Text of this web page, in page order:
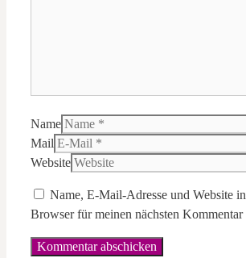
Name
Mail
Website
Name, E-Mail-Adresse und Website
Browser für meinen nächsten Kommentar